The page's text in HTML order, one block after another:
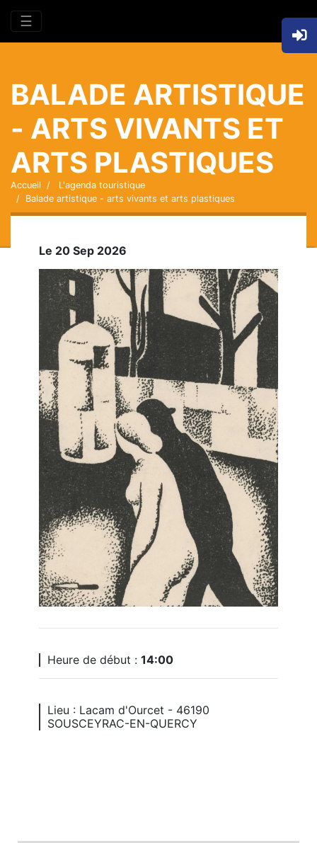
☰
BALADE ARTISTIQUE
- ARTS VIVANTS ET
ARTS PLASTIQUES
Accueil
L'agenda touristique
Balade artistique - arts vivants et arts plastiques
Le 20 Sep 2026
Heure de début : 14:00
Lieu : Lacam d'Ourcet - 46190
SOUSCEYRAC-EN-QUERCY